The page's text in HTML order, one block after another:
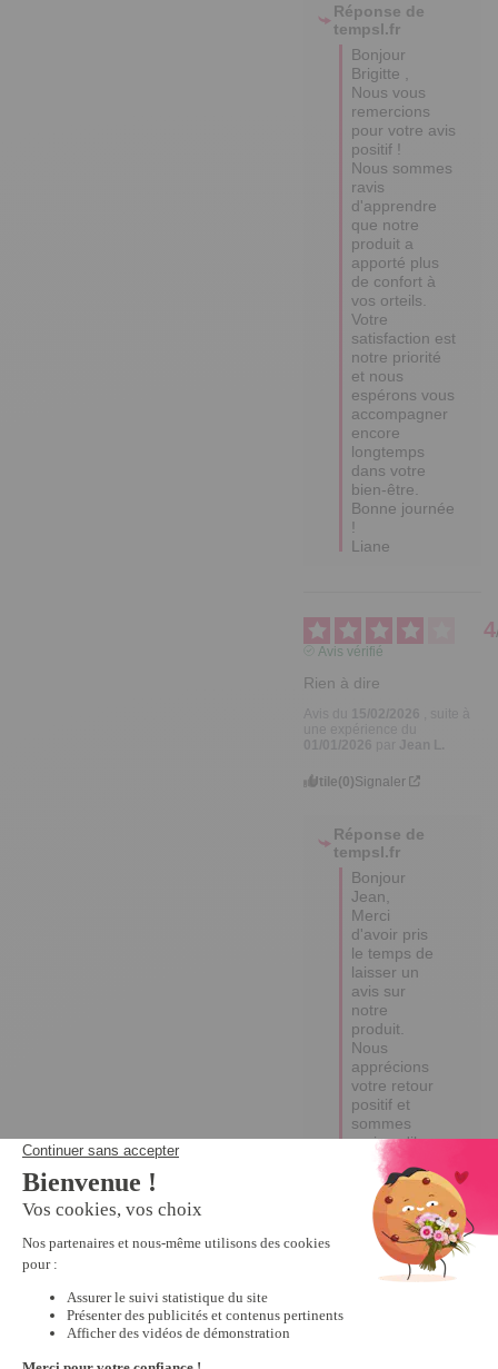
Réponse de
tempsl.fr
Bonjour
Brigitte ,
Nous vous
remercions
pour votre avis
positif !
Nous sommes
ravis
d'apprendre
que notre
produit a
apporté plus
de confort à
vos orteils.
Votre
satisfaction est
notre priorité
et nous
espérons vous
accompagner
encore
longtemps
dans votre
bien-être.
Bonne journée
!
Liane
4
Avis vérifié
Rien à dire
15/02/2026
01/01/2026
Jean L.
Utile(0)Signaler
Réponse de
tempsl.fr
Bonjour
Jean,
Merci
d'avoir pris
le temps de
laisser un
avis sur
notre
produit.
Nous
apprécions
votre retour
positif et
sommes
ravis qu'il
vous
convienne.
Excellente
journée,
Edina